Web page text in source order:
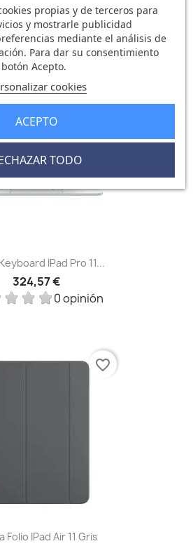
324,57 €
0 opinión
IPad Pro 11...
324,57 €
0 opinión
STOCK
Folio IPad Air 11 Gris
favorite_border
propias y de terceros para
y mostrarle publicidad
mediante el análisis de
Para dar su consentimiento
Acepto.
cookies
TODO
ACEPTO